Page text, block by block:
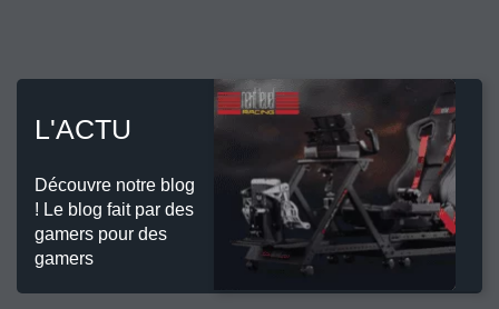
L'ACTU
Découvre notre blog
! Le blog fait par des
gamers pour des
gamers